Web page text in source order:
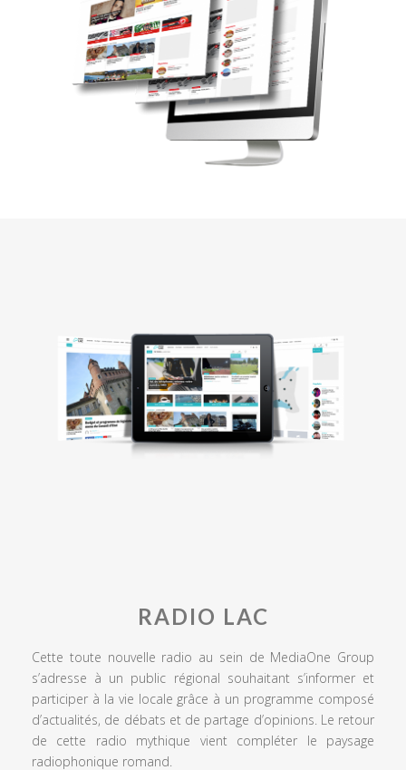
RADIO LAC
Cette toute nouvelle radio au sein de MediaOne Group
s’adresse à un public régional souhaitant s’informer et
participer à la vie locale grâce à un programme composé
d’actualités, de débats et de partage d’opinions. Le retour
de cette radio mythique vient compléter le paysage
radiophonique romand.